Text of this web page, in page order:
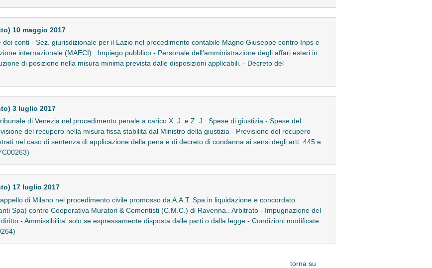
10 maggio 2017
conti - Sez. giurisdizionale per il Lazio nel procedimento contabile Magno Giuseppe contro Inps e
internazionale (MAECI).. Impiego pubblico - Personale dell'amministrazione degli affari esteri in
di posizione nella misura minima prevista dalle disposizioni applicabili. - Decreto del
3 luglio 2017
di Venezia nel procedimento penale a carico X. J. e Z. J.. Spese di giustizia - Spese del
del recupero nella misura fissa stabilita dal Ministro della giustizia - Previsione del recupero
nel caso di sentenza di applicazione della pena e di decreto di condanna ai sensi degli artt. 445 e
17 luglio 2017
di Milano nel procedimento civile promosso da A.A.T. Spa in liquidazione e concordato
Spa) contro Cooperativa Muratori & Cementisti (C.M.C.) di Ravenna.. Arbitrato - Impugnazione del
- Ammissibilita' solo se espressamente disposta dalle parti o dalla legge - Condizioni modificate
torna su